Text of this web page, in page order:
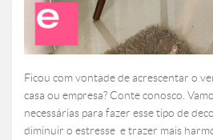
Ficou com vontade de acrescentar o
casa ou empresa? Conte conosco.
necessárias para fazer esse tipo de
diminuir o estresse e trazer mais